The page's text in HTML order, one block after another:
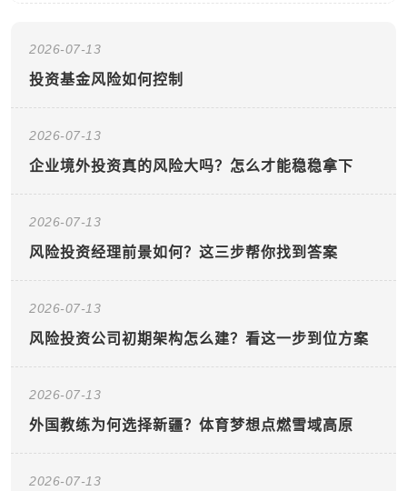
2026-07-13
投资基金风险如何控制
2026-07-13
企业境外投资真的风险大吗？怎么才能稳稳拿下
2026-07-13
风险投资经理前景如何？这三步帮你找到答案
2026-07-13
风险投资公司初期架构怎么建？看这一步到位方案
2026-07-13
外国教练为何选择新疆？体育梦想点燃雪域高原
2026-07-13